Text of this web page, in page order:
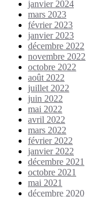
janvier 2024
mars 2023
février 2023
janvier 2023
décembre 2022
novembre 2022
octobre 2022
août 2022
juillet 2022
juin 2022
mai 2022
avril 2022
mars 2022
février 2022
janvier 2022
décembre 2021
octobre 2021
mai 2021
décembre 2020